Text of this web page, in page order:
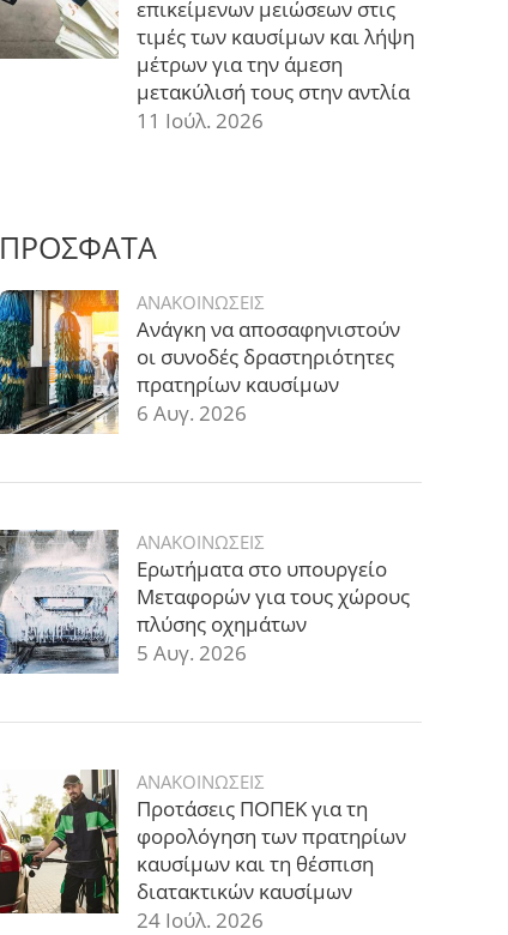
επικείμενων μειώσεων στις
τιμές των καυσίμων και λήψη
μέτρων για την άμεση
μετακύλισή τους στην αντλία
11 Ιούλ. 2026
ΠΡΟΣΦΑΤΑ
ΑΝΑΚΟΙΝΩΣΕΙΣ
Ανάγκη να αποσαφηνιστούν
οι συνοδές δραστηριότητες
πρατηρίων καυσίμων
6 Αυγ. 2026
ΑΝΑΚΟΙΝΩΣΕΙΣ
Ερωτήματα στο υπουργείο
Μεταφορών για τους χώρους
πλύσης οχημάτων
5 Αυγ. 2026
ΑΝΑΚΟΙΝΩΣΕΙΣ
Προτάσεις ΠΟΠΕΚ για τη
φορολόγηση των πρατηρίων
καυσίμων και τη θέσπιση
διατακτικών καυσίμων
24 Ιούλ. 2026